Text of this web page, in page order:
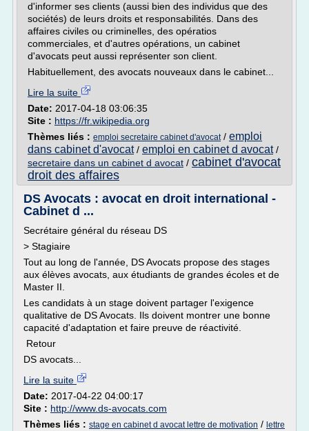
d'informer ses clients (aussi bien des individus que des
sociétés) de leurs droits et responsabilités. Dans des
affaires civiles ou criminelles, des opératios
commerciales, et d'autres opérations, un cabinet
d'avocats peut aussi représenter son client.
Habituellement, des avocats nouveaux dans le cabinet...
Lire la suite
Date: 2017-04-18 03:06:35
Site : https://fr.wikipedia.org
Thèmes liés : emploi secretaire cabinet d'avocat/ emploi
dans cabinet d'avocat/ emploi en cabinet d avocat/
secretaire dans un cabinet d avocat / cabinet d'avocat
droit des affaires
DS Avocats : avocat en droit international -
Cabinet d ...
Secrétaire général du réseau DS
> Stagiaire
Tout au long de l'année, DS Avocats propose des stages
aux élèves avocats, aux étudiants de grandes écoles et de
Master II.
Les candidats à un stage doivent partager l'exigence
qualitative de DS Avocats. Ils doivent montrer une bonne
capacité d'adaptation et faire preuve de réactivité.
Retour
DS avocats...
Lire la suite
Date: 2017-04-22 04:00:17
Site : http://www.ds-avocats.com
Thèmes liés : stage en cabinet d avocat lettre de motivation / lettre